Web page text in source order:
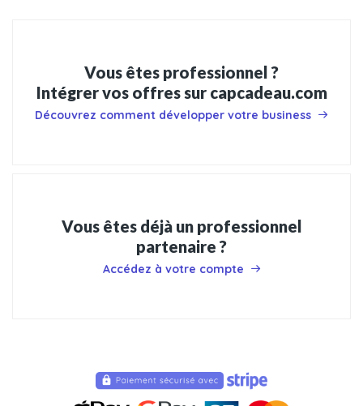
Vous êtes professionnel ?
Intégrer vos offres sur capcadeau.com
Découvrez comment développer votre business
Vous êtes déjà un professionnel
partenaire ?
Accédez à votre compte